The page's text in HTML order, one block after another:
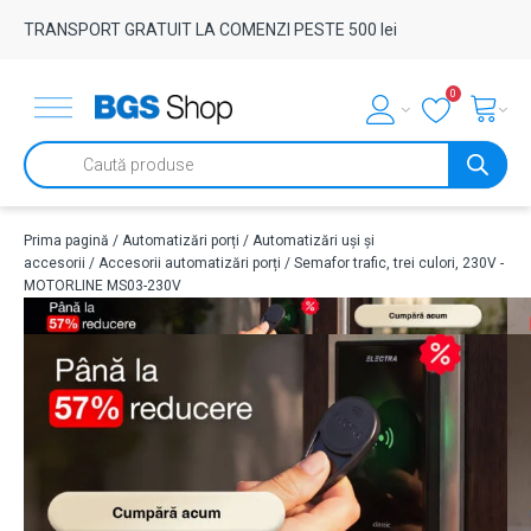
TRANSPORT GRATUIT LA COMENZI PESTE 500 lei
0
Products
search
Prima pagină / Automatizări porți / Automatizări uși și
accesorii / Accesorii automatizări porți / Semafor trafic, trei culori, 230V -
MOTORLINE MS03-230V